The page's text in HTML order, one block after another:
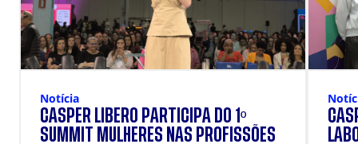
Notícia
CÁSPER LÍBERO PARTICIPA DO 1º
SUMMIT MULHERES NAS PROFISSÕES